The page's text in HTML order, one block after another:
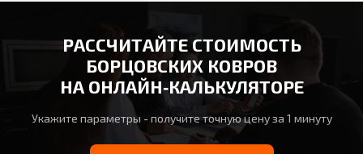
РАССЧИТАЙТЕ СТОИМОСТЬ
БОРЦОВСКИХ КОВРОВ
НА ОНЛАЙН‑КАЛЬКУЛЯТОРЕ
Укажите параметры - получите точную цену за 1 минуту